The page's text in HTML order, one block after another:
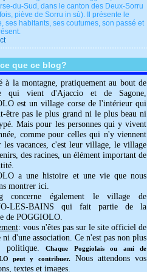
du-Sud, dans le canton des Deux-Sorru
piève de Sorru in sù). Il présente le
ses habitants, ses coutumes, son passé et
que ce blog?
à la montagne, pratiquement au bout de
qui vient d'Ajaccio et de Sagone,
est un village corse de l'intérieur qui
être pas le plus grand ni le plus beau ni
Mais pour les personnes qui y vivent
comme pour celles qui n'y viennent
les vacances, c'est leur village, le village
des racines, un élément important de
a une histoire et une vie que nous
montrer ici.
concerne également le village de
LES-BAINS qui fait partie de la
de POGGIOLO.
: vous n'êtes pas sur le site officiel de
d'une association. Ce n'est pas non plus
politique.Chaque Poggiolais ou ami de
peut y contribuer.Nous attendons vos
textes et images.